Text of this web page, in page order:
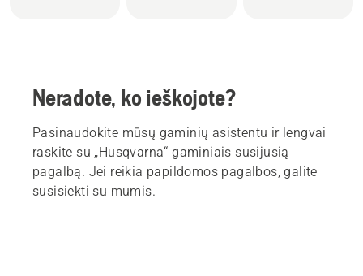
Neradote, ko ieškojote?
Pasinaudokite mūsų gaminių asistentu ir lengvai
raskite su „Husqvarna“ gaminiais susijusią
pagalbą. Jei reikia papildomos pagalbos, galite
susisiekti su mumis.